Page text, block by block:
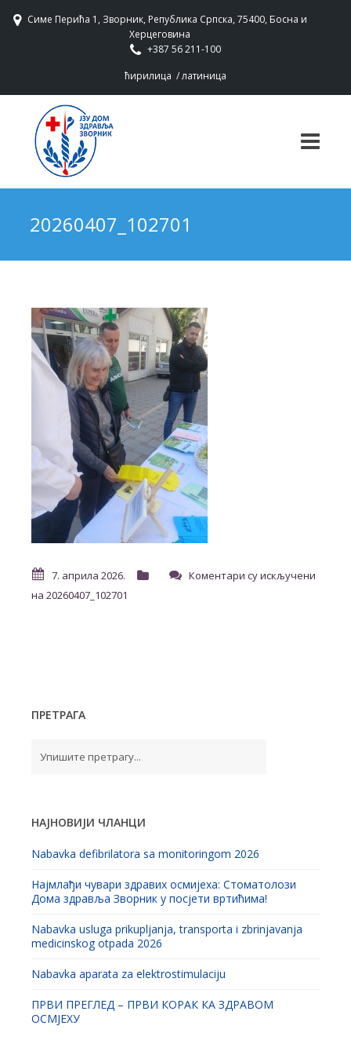
Симе Перића 1, Зворник, Република Српска, 75400, Босна и
Херцеговина
+387 56 211-100
ћирилица /латиница
20260407_102701
7. априла 2026.
Коментари су искључени
на 20260407_102701
ПРЕТРАГА
НАЈНОВИЈИ ЧЛАНЦИ
Nabavka defibrilatora sa monitoringom 2026
Најмлађи чувари здравих осмијеха: Стоматолози
Дома здравља Зворник у посјети вртићима!
Nabavka usluga prikupljanja, transporta i zbrinjavanja
medicinskog otpada 2026
Nabavka aparata za elektrostimulaciju
ПРВИ ПРЕГЛЕД – ПРВИ КОРАК КА ЗДРАВОМ
ОСМЈЕХУ